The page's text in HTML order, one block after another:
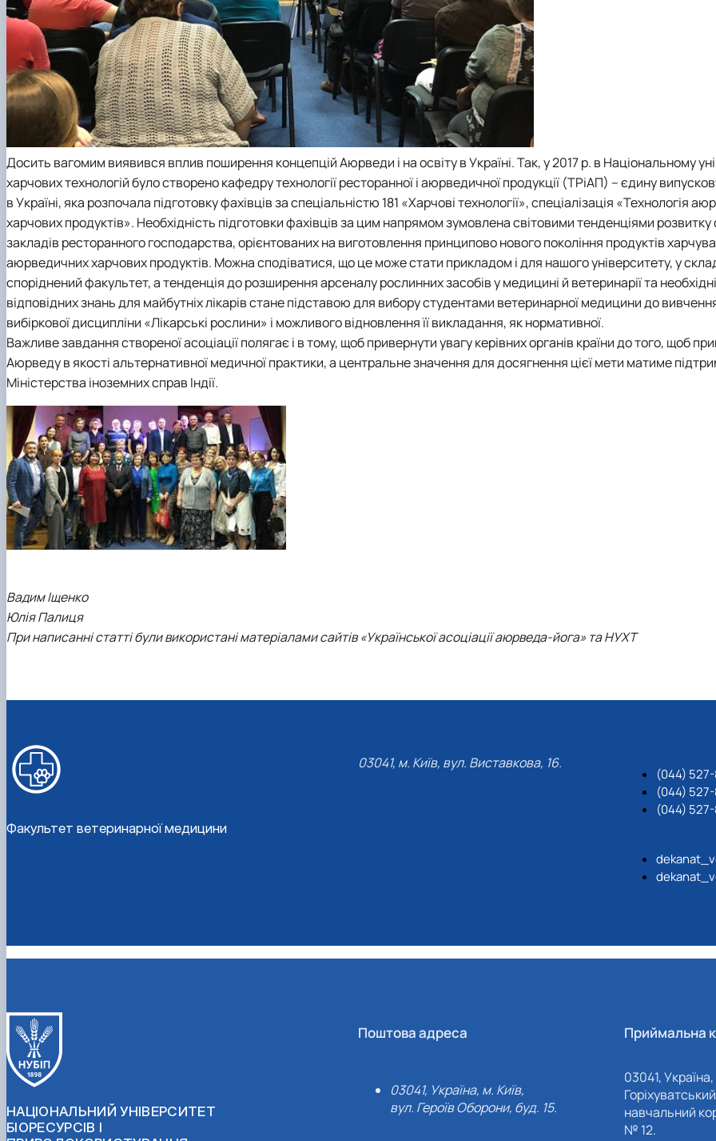
Досить вагомим виявився вплив поширення концепцій Аюрведи і на освіту в Україні. Так, у 2017 р. в Національному
харчових технологій було створено кафедру технології ресторанної і аюрведичної продукції (ТРіАП) – єдину
в Україні, яка розпочала підготовку фахівців за спеціальністю 181 «Харчові технології», спеціалізація «Технологія
харчових продуктів». Необхідність підготовки фахівців за цим напрямом зумовлена світовими тенденціями
закладів ресторанного господарства, орієнтованих на виготовлення принципово нового покоління продуктів
аюрведичних харчових продуктів. Можна сподіватися, що це може стати прикладом і для нашого університету, у
споріднений факультет, а тенденція до розширення арсеналу рослинних засобів у медицині й ветеринарії та
відповідних знань для майбутніх лікарів стане підставою для вибору студентами ветеринарної медицини до
вибіркової дисципліни «Лікарські рослини» і можливого відновлення її викладання, як нормативної.
Важливе завдання створеної асоціації полягає і в тому, щоб привернути увагу керівних органів країни до того, щоб
Аюрведу в якості альтернативної медичної практики, а центральне значення для досягнення цієї мети матиме
Міністерства іноземних справ Індії.
Вадим Іщенко
Юлія Палиця
При написанні статті були використані матеріалами сайтів «Української асоціації аюрведа-йога» та НУХТ
Факультет ветеринарної медицини
03041, м. Київ, вул. Виставкова, 16.
(044)
(044)
(044)
НАЦІОНАЛЬНИЙ УНІВЕРСИТЕТ
БІОРЕСУРСІВ І
Поштова адреса
03041, Україна, м. Київ,
вул. Героїв Оборони, буд. 15.
Приймальна
03041,
навчальний
№ 12.